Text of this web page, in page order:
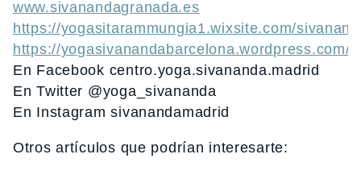
www.sivanandagranada.es
https://yogasitarammungia1.wixsite.com/
https://yogasivanandabarcelona.wordpress.com/
En Facebook centro.yoga.sivananda.madrid
En Twitter @yoga_sivananda
En Instagram sivanandamadrid
Otros artículos que podrían interesarte: